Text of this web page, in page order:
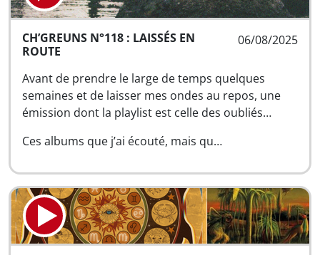
06/08/2025
CH’GREUNS N°118 : LAISSÉS EN
ROUTE
Avant de prendre le large de temps quelques
semaines et de laisser mes ondes au repos, une
émission dont la playlist est celle des oubliés…
Ces albums que j’ai écouté, mais qu…